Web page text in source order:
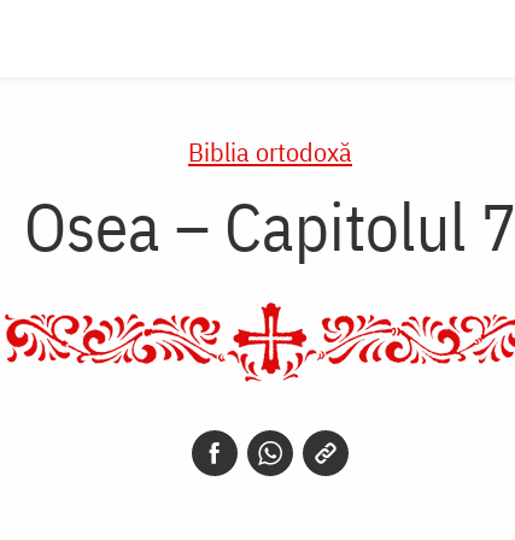
Biblia ortodoxă
Osea – Capitolul 7